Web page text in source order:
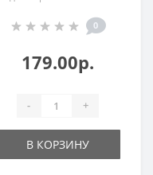
0
179.00р.
- +
В КОРЗИНУ